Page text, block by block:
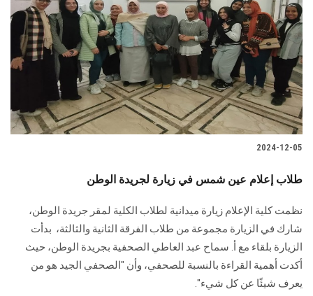
2024-12-05
طلاب إعلام عين شمس في زيارة لجريدة الوطن
نظمت كلية الإعلام زيارة ميدانية لطلاب الكلية لمقر جريدة الوطن،
شارك في ‏الزيارة مجموعة من طلاب الفرقة الثانية والثالثة، ‏ بدأت
الزيارة بلقاء مع أ. سماح عبد العاطي الصحفية بجريدة الوطن، حيث
أكدت أهمية ‏القراءة بالنسبة للصحفي، وأن "الصحفي الجيد هو من
يعرف شيئًا عن كل شيء". ‏